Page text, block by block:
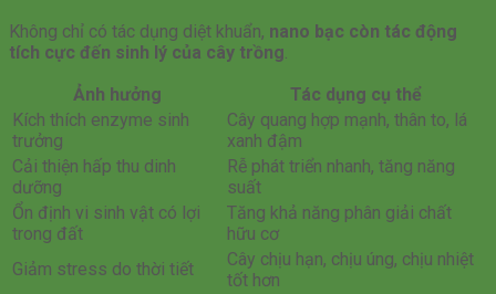
Không chỉ có tác dụng diệt khuẩn, nano bạc còn tác động
tích cực đến sinh lý của cây trồng
Ảnh hưởng
Tác dụng cụ thể
Kích thích enzyme sinh
trưởng
Cây quang hợp mạnh, thân to, lá
xanh đậm
Cải thiện hấp thu dinh
dưỡng
Rễ phát triển nhanh, tăng năng
suất
Ổn định vi sinh vật có lợi
trong đất
Tăng khả năng phân giải chất
hữu cơ
Giảm stress do thời tiết
Cây chịu hạn, chịu úng, chịu nhiệt
tốt hơn